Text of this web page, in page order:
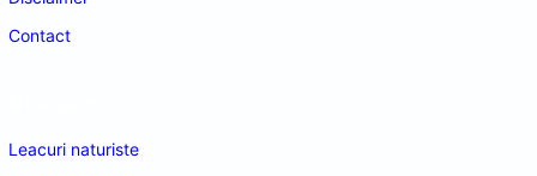
Contact
Leacuri naturiste